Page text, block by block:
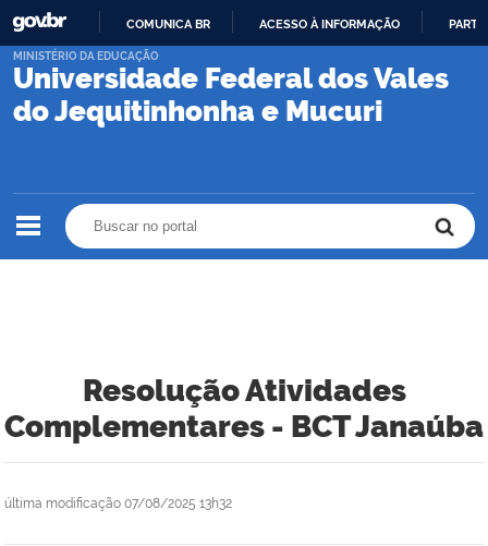
PARA
CONTEÚDO
COMUNICA BR ACESSO À INFORMAÇÃO
Universidade Federal dos Vales
do Jequitinhonha e Mucuri
MINISTÉRIO DA EDUCAÇÃO
Resolução Atividades
Complementares - BCT Janaúba
última modificação 07/08/2025 13h32